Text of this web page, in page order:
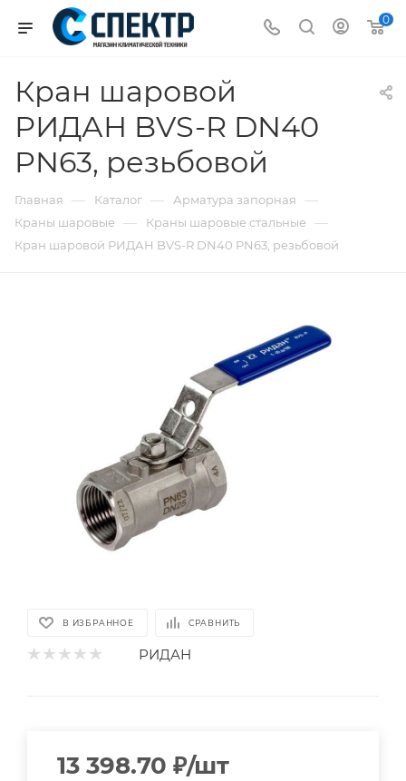
0
Кран шаровой
РИДАН BVS-R DN40
PN63, резьбовой
Главная — Каталог — Арматура запорная —
Краны шаровые — Краны шаровые стальные —
Кран шаровой РИДАН BVS-R DN40 PN63, резьбовой
В ИЗБРАННОЕ СРАВНИТЬ
РИДАН
13 398.70 ₽/шт